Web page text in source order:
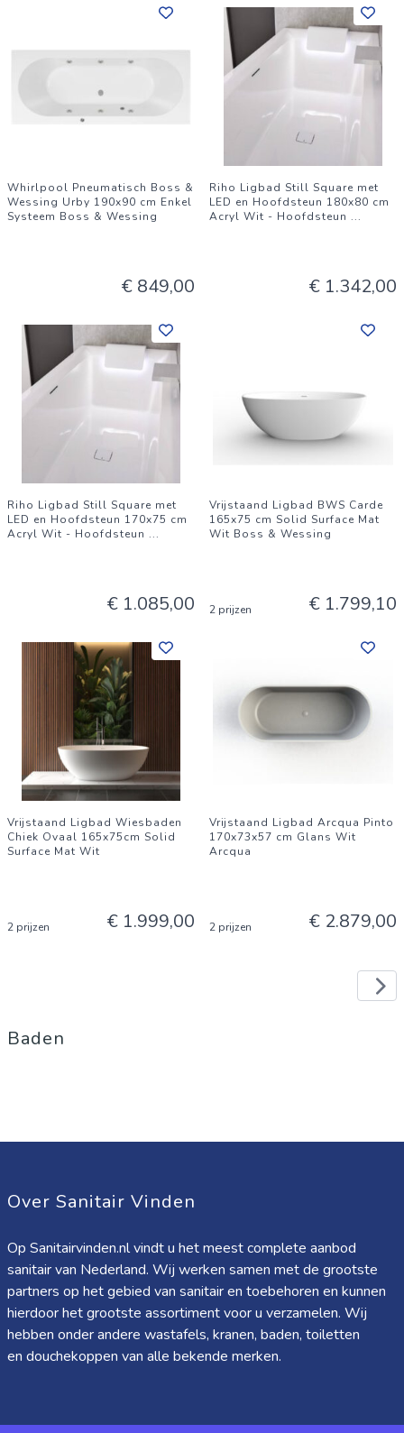
Whirlpool Pneumatisch Boss &
Wessing Urby 190x90 cm Enkel
Systeem Boss & Wessing
€ 849,00
Riho Ligbad Still Square met
LED en Hoofdsteun 180x80 cm
Acryl Wit - Hoofdsteun ...
€ 1.342,00
Riho Ligbad Still Square met
LED en Hoofdsteun 170x75 cm
Acryl Wit - Hoofdsteun ...
€ 1.085,00
Vrijstaand Ligbad BWS Carde
165x75 cm Solid Surface Mat
Wit Boss & Wessing
2 prijzen € 1.799,10
Vrijstaand Ligbad Wiesbaden
Chiek Ovaal 165x75cm Solid
Surface Mat Wit
2 prijzen € 1.999,00
Vrijstaand Ligbad Arcqua Pinto
170x73x57 cm Glans Wit
Arcqua
2 prijzen € 2.879,00
Baden
Over Sanitair Vinden
Op Sanitairvinden.nl vindt u het meest complete aanbod
sanitair van Nederland. Wij werken samen met de grootste
partners op het gebied van sanitair en toebehoren en kunnen
hierdoor het grootste assortiment voor u verzamelen. Wij
hebben onder andere wastafels, kranen, baden, toiletten
en douchekoppen van alle bekende merken.